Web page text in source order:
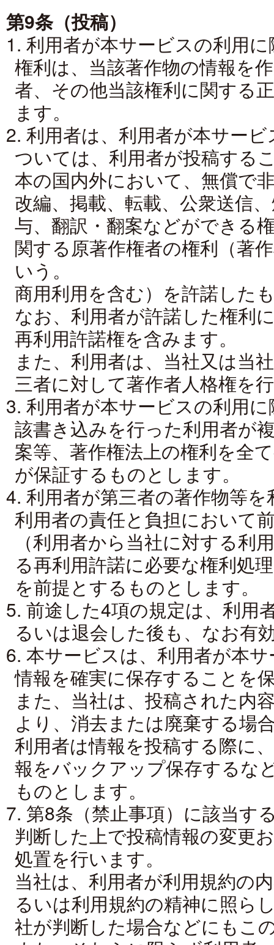
第9条（投稿）
1. 利用者が本サービスの利用
権利は、当該著作物の情報を
者、その他当該権利に関する
ます。
2. 利用者は、利用者が本サー
ついては、利用者が投稿する
本の国内外において、無償で
改編、掲載、転載、公衆送信
与、翻訳・翻案などができる
関する原著作権者の権利（著
いう。
商用利用を含む）を許諾した
なお、利用者が許諾した権利
再利用許諾権を含みます。
また、利用者は、当社又は当
三者に対して著作者人格権を
3. 利用者が本サービスの利用
該書き込みを行った利用者が
案等、著作権法上の権利を全
が保証するものとします。
4. 利用者が第三者の著作物等
利用者の責任と負担において
（利用者から当社に対する利
る再利用許諾に必要な権利処
を前提とするものとします。
5. 前途した4項の規定は、利用
るいは退会した後も、なお有
6. 本サービスは、利用者が本
情報を確実に保存することを
また、当社は、投稿された内
より、消去または廃棄する場
利用者は情報を投稿する際に
報をバックアップ保存するな
ものとします。
7. 第8条（禁止事項）に該当す
判断した上で投稿情報の変更
処置を行います。
当社は、利用者が利用規約の
るいは利用規約の精神に照ら
社が判断した場合などにもこ